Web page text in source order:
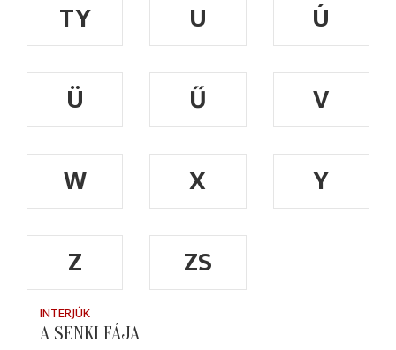
TY U
Ú
Ü
Ű
V
W
X
Y
Z
ZS
INTERJÚK
A SENKI FÁJA